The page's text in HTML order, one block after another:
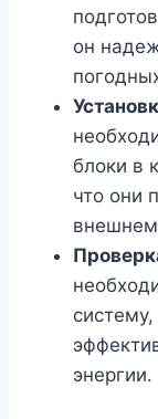
он
блоки в
что они
энергии.